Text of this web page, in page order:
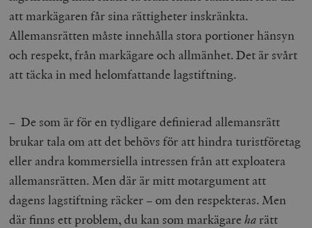
att markägaren får sina rättigheter inskränkta.
Allemansrätten måste innehålla stora portioner hänsyn
och respekt, från markägare och allmänhet. Det är svårt
att täcka in med helomfattande lagstiftning.
– De som är för en tydligare definierad allemansrätt
brukar tala om att det behövs för att hindra turistföretag
eller andra kommersiella intressen från att exploatera
allemansrätten. Men där är mitt motargument att
dagens lagstiftning räcker – om den respekteras. Men
där finns ett problem, du kan som markägareharätt